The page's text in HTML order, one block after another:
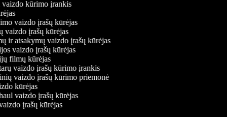
vaizdo kūrimo įrankis
vaizdo įrašų kūrėjas
vaizdo įrašų kūrėjas
ir atsakymų vaizdo įrašų kūrėjas
vaizdo įrašų kūrėjas
filmų kūrėjas
vaizdo įrašų kūrimo įrankis
vaizdo įrašų kūrimo priemonė
kūrėjas
haul vaizdo įrašų kūrėjas
įrašų kūrėjas